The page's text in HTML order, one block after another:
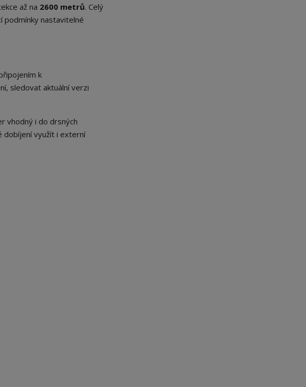
až na 2600 metrů. Celý
podmínky nastavitelné
k
sledovat aktuální verzi
vhodný i do drsných
dobíjení využít i externí